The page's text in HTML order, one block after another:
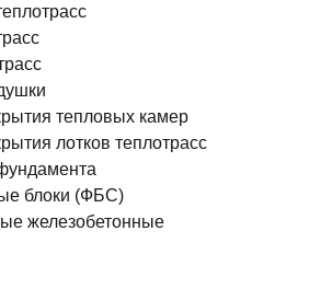
тепловых камер
лотков теплотрасс
блоки (ФБС)
железобетонные